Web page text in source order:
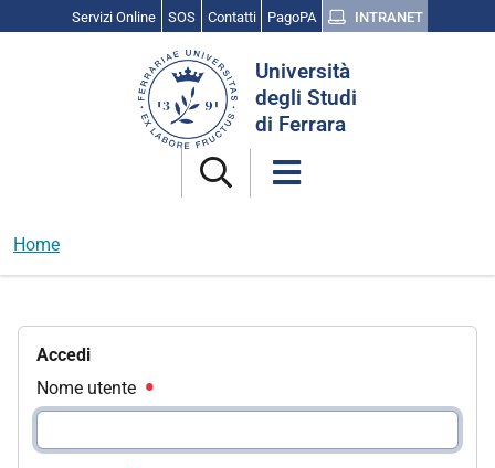
Servizi Online SOS Contatti PagoPA INTRANET
Università
degli Studi
di Ferrara
Home
Accedi
Nome utente